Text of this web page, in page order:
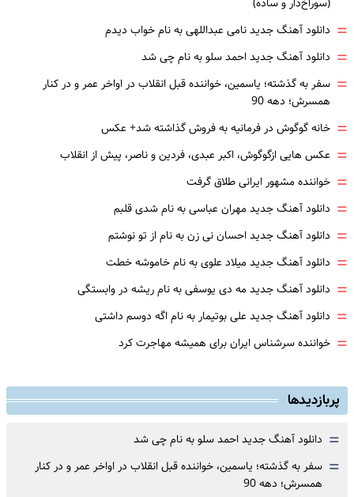
= دانلود آهنگ جدید نامی عبداللهی به نام خواب دیدم
= دانلود آهنگ جدید احمد سلو به نام چی شد
= سفر به گذشته؛ یاسمین، خواننده قبل انقلاب در اواخر عمر و در کنار
همسرش؛ دهه 90
= خانه گوگوش در فرمانیه به فروش گذاشته شد+ عکس
= عکس هایی ازگوگوش، اکبر عبدی، فردین و ناصر، پیش از انقلاب
= خواننده مشهور ایرانی طلاق گرفت
= دانلود آهنگ جدید مهران عباسی به نام شدی قلبم
= دانلود آهنگ جدید احسان نی زن به نام از تو نوشتم
= دانلود آهنگ جدید میلاد علوی به نام خاموشه خطت
= دانلود آهنگ جدید مه دی یوسفی به نام ریشه در وابستگی
= دانلود آهنگ جدید علی بوتیمار به نام اگه دوسم داشتی
= خواننده سرشناس ایران برای همیشه مهاجرت کرد
پربازدیدها
= دانلود آهنگ جدید احمد سلو به نام چی شد
= سفر به گذشته؛ یاسمین، خواننده قبل انقلاب در اواخر عمر و در کنار
همسرش؛ دهه 90